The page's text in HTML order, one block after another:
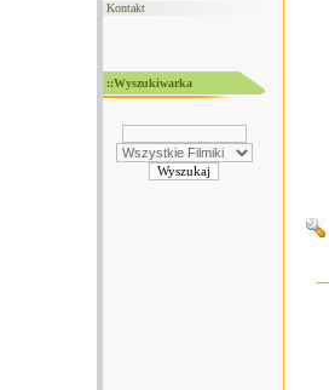
Kontakt
::Wyszukiwarka